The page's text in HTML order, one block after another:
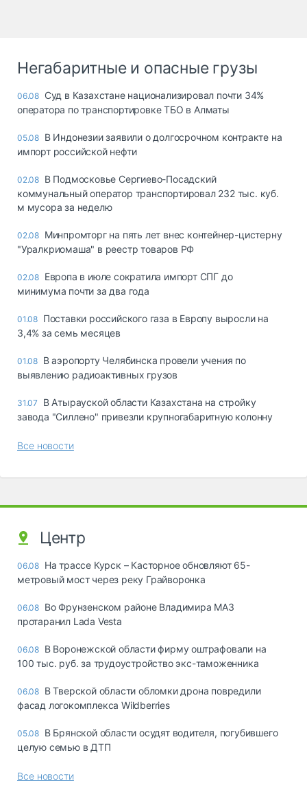
Негабаритные и опасные грузы
06.08 Суд в Казахстане национализировал почти 34%
оператора по транспортировке ТБО в Алматы
05.08 В Индонезии заявили о долгосрочном контракте на
импорт российской нефти
02.08 В Подмосковье Сергиево-Посадский
коммунальный оператор транспортировал 232 тыс. куб.
м мусора за неделю
02.08 Минпромторг на пять лет внес контейнер-цистерну
"Уралкриомаша" в реестр товаров РФ
02.08 Европа в июле сократила импорт СПГ до
минимума почти за два года
01.08 Поставки российского газа в Европу выросли на
3,4% за семь месяцев
01.08 В аэропорту Челябинска провели учения по
выявлению радиоактивных грузов
31.07
В Атырауской области Казахстана на стройку
завода "Силлено" привезли крупногабаритную колонну
Все новости
Центр
06.08 На трассе Курск – Касторное обновляют 65-
метровый мост через реку Грайворонка
06.08 Во Фрунзенском районе Владимира МАЗ
протаранил Lada Vesta
06.08 В Воронежской области фирму оштрафовали на
100 тыс. руб. за трудоустройство экс-таможенника
06.08 В Тверской области обломки дрона повредили
фасад логокомплекса Wildberries
05.08 В Брянской области осудят водителя, погубившего
целую семью в ДТП
Все новости